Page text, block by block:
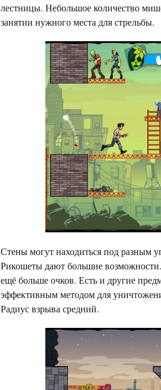
лестницы. Небольшое количество
занятии нужного места для стрельбы.
Стены могут находиться под разным
Рикошеты дают большие
ещё больше очков. Есть и другие
эффективным методом для
Радиус взрыва средний.